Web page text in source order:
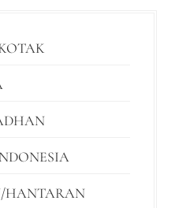
HANTARAN